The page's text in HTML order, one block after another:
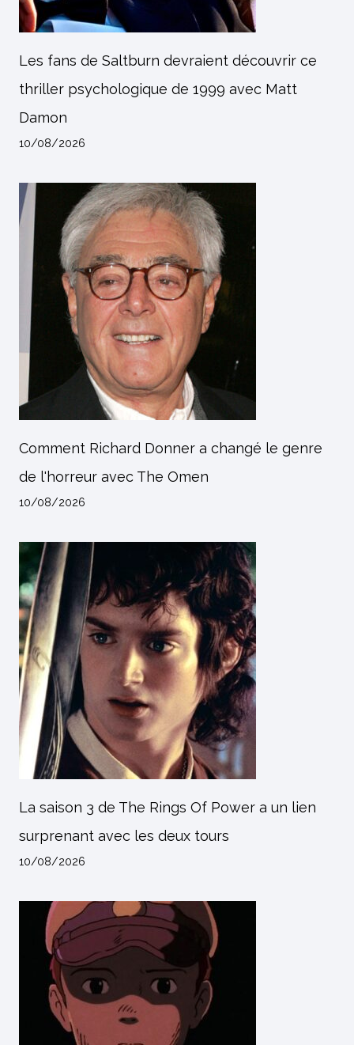
Les fans de Saltburn devraient découvrir ce
thriller psychologique de 1999 avec Matt
Damon
10/08/2026
Comment Richard Donner a changé le genre
de l'horreur avec The Omen
10/08/2026
La saison 3 de The Rings Of Power a un lien
surprenant avec les deux tours
10/08/2026